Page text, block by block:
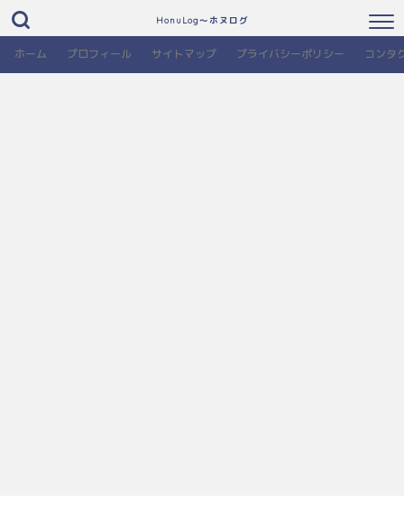
HonuLog～ホヌログ
ホーム プロフィール サイトマップ プライバシーポリシー コンタ